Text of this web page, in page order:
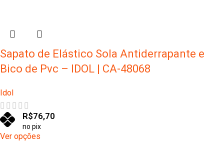
Sapato de Elástico Sola Antiderrapante e
Bico de Pvc – IDOL | CA-48068
Idol
R$76,70
no pix
Ver opções